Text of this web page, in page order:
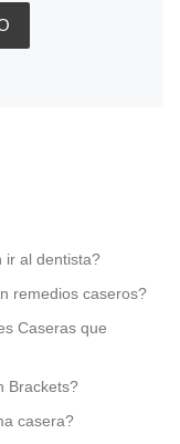
ir al dentista?
remedios caseros?
Caseras que
Brackets?
casera?